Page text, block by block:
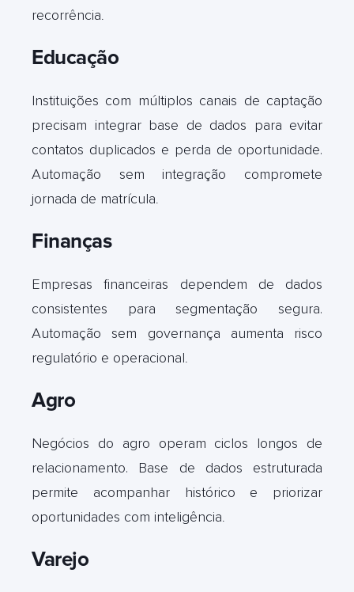
recorrência.
Educação
Instituições com múltiplos canais de captação
precisam integrar base de dados para evitar
contatos duplicados e perda de oportunidade.
Automação sem integração compromete
jornada de matrícula.
Finanças
Empresas financeiras dependem de dados
consistentes para segmentação segura.
Automação sem governança aumenta risco
regulatório e operacional.
Agro
Negócios do agro operam ciclos longos de
relacionamento. Base de dados estruturada
permite acompanhar histórico e priorizar
oportunidades com inteligência.
Varejo